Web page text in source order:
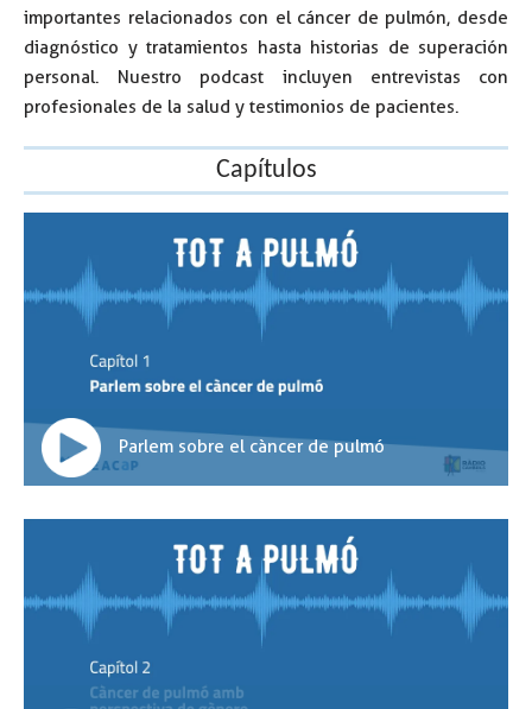
importantes relacionados con el cáncer de pulmón, desde
diagnóstico y tratamientos hasta historias de superación
personal. Nuestro podcast incluyen entrevistas con
profesionales de la salud y testimonios de pacientes.
Capítulos
Parlem sobre el càncer de pulmó